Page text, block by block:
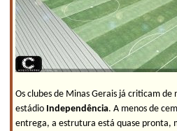
Os clubes de Minas Gerais já criticam de
estádio Independência. A menos de
entrega, a estrutura está quase pronta,